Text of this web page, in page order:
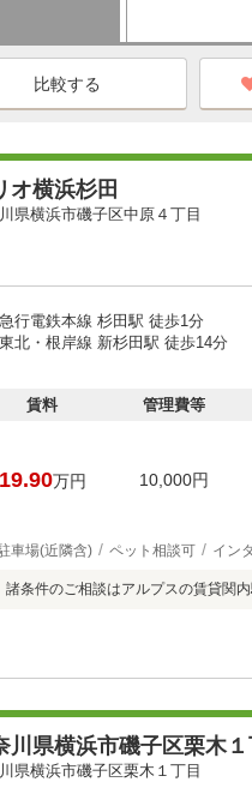
オ横浜杉田
県横浜市磯子区中原４丁目
行電鉄本線 杉田駅 徒歩1分
北・根岸線 新杉田駅 徒歩14分
賃料 管理費等
19.90万円 10,000円
車場(近隣含) ペット相談可 イン
諸条件のご相談はアルプスの賃貸関
川県横浜市磯子区栗木
県横浜市磯子区栗木１丁目